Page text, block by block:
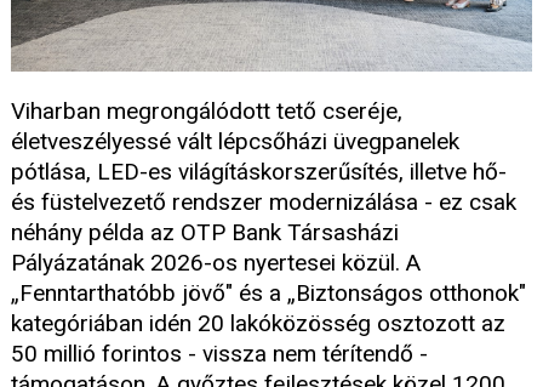
Viharban megrongálódott tető cseréje,
életveszélyessé vált lépcsőházi üvegpanelek
pótlása, LED-es világításkorszerűsítés, illetve hő-
és füstelvezető rendszer modernizálása - ez csak
néhány példa az OTP Bank Társasházi
Pályázatának 2026-os nyertesei közül. A
„Fenntarthatóbb jövő" és a „Biztonságos otthonok"
kategóriában idén 20 lakóközösség osztozott az
50 millió forintos - vissza nem térítendő -